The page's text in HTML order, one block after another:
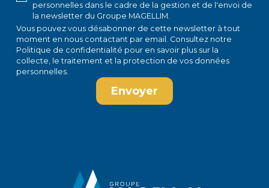
personnelles dans le cadre de la gestion et de l'envoi de
la newsletter du Groupe MAGELLIM.
Vous pouvez vous désabonner de cette newsletter à tout
moment en nous contactant par email . Consultez notre
Politique de confidentialité pour en savoir plus sur la
collecte, le traitement et la protection de vos données
personnelles.